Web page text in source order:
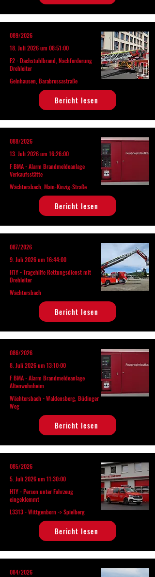
089/2026
18. Juli 2026 um 08:51:00
F2 - Dachstuhlbrand, Nachforderung
Drehleiter
Gelnhausen, Barabrossastraße
Bericht lesen
088/2026
13. Juli 2026 um 16:26:00
F BMA - Alarm Brandmeldeanlage
Verkaufsstätte
Wächtersbach, Main-Kinzig-Straße
Bericht lesen
087/2026
9. Juli 2026 um 16:44:00
H1Y - Tragehilfe Rettungsdienst mit
Drehleiter
Wächtersbach
Bericht lesen
086/2026
8. Juli 2026 um 13:10:00
F BMA - Alarm Brandmeldeanlage
Altenwohnheim
Wächtersbach - Waldensberg, Büdinger
Weg
Bericht lesen
085/2026
5. Juli 2026 um 11:30:00
H1Y - Person unter Fahrzeug
eingeklemmt
L3313 - Wittgenborn -> Spielberg
Bericht lesen
084/2026